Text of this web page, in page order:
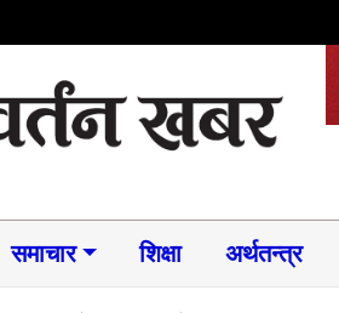
समाचार​ शिक्षा अर्थतन्त्र